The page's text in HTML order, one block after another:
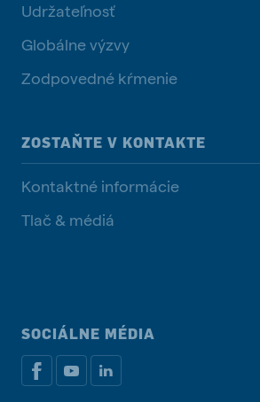
Udržateľnosť
Globálne výzvy
Zodpovedné kŕmenie
ZOSTAŇTE V KONTAKTE
Kontaktné informácie
Tlač & médiá
SOCIÁLNE MÉDIA